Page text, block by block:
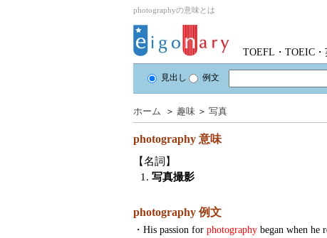
photographyの意味とは
TOEFL・TOEIC
見出し 例文
ホーム ＞ 趣味 ＞ 写真
photography 意味
【名詞】
1. 写真撮影
photography 例文
・ His passion for photography began when he